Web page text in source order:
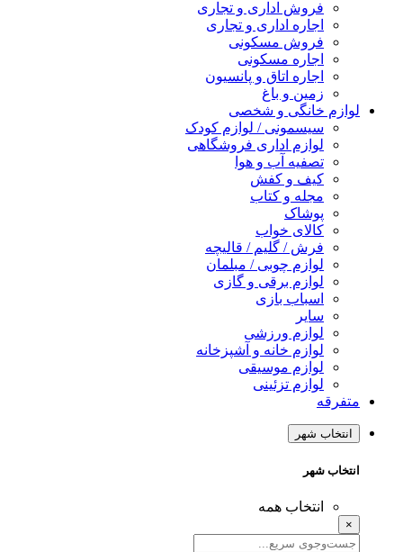
فروش اداری و تجاری
اجاره اداری و تجاری
فروش مسکونی
اجاره مسکونی
اجاره اتاق و پانسیون
زمین و باغ
لوازم خانگی و شخصی
سیسمونی / لوازم کودک
لوازم اداری فروشگاهی
تصفیه آب و هوا
کیف و کفش
مجله و کتاب
پوشاک
کالای خواب
فرش / گلیم / قالیچه
لوازم چوبی / مبلمان
لوازم برقی و گازی
اسباب بازی
سایر
لوازم ورزشی
لوازم خانه و آشپزخانه
لوازم موسیقی
لوازم تزئینی
متفرقه
انتخاب شهر
انتخاب شهر
انتخاب همه